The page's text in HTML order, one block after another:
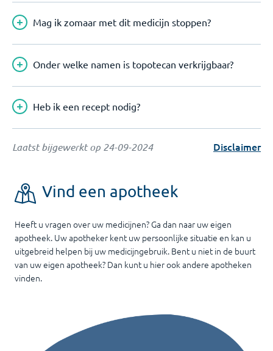
Mag ik zomaar met dit medicijn stoppen?
Onder welke namen is topotecan verkrijgbaar?
Heb ik een recept nodig?
Laatst bijgewerkt op 24-09-2024 Disclaimer
Vind een apotheek
Heeft u vragen over uw medicijnen? Ga dan naar uw eigen
apotheek. Uw apotheker kent uw persoonlijke situatie en kan u
uitgebreid helpen bij uw medicijngebruik. Bent u niet in de buurt
van uw eigen apotheek? Dan kunt u hier ook andere apotheken
vinden.